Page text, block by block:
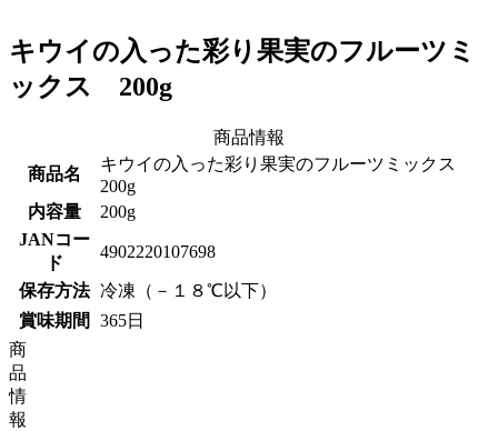
キウイの入った彩り果実のフルーツミ
ックス 200g
商品情報
商品名
キウイの入った彩り果実のフルーツミックス
200g
内容量
200g
JANコー
ド
4902220107698
保存方法 冷凍（－１８℃以下）
賞味期間
365日
商
品
情
報